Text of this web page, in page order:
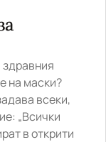
здравния
на маски?
всеки,
„Всички
в открити